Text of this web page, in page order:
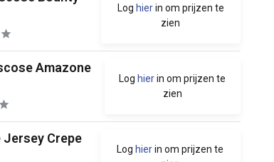
Log hierin om prijzen te
zien
Amazone
Log hierin om prijzen te
zien
Crepe
Log hierin om prijzen te